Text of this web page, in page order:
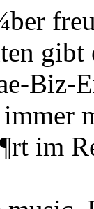
gibt
Biz-
im